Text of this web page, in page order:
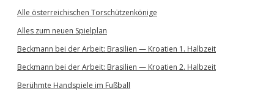
Alle österreichischen Torschützenkönige
Alles zum neuen Spielplan
Beckmann bei der Arbeit: Brasilien — Kroatien 1. Halbzeit
Beckmann bei der Arbeit: Brasilien — Kroatien 2. Halbzeit
Berühmte Handspiele im Fußball